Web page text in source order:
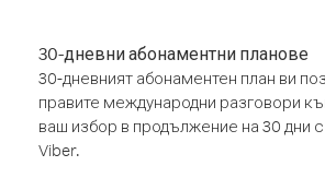
30-дневни абонаментни планове
30-дневният абонаментен план ви
правите международни разговори
ваш избор в продължение на 30 дни
Viber.